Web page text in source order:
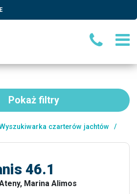
Pokaż filtry
czarterów jachtów
/
46.1
Marina Alimos